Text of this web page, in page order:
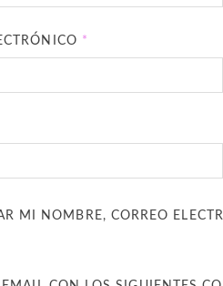
*
MI NOMBRE, CORREO